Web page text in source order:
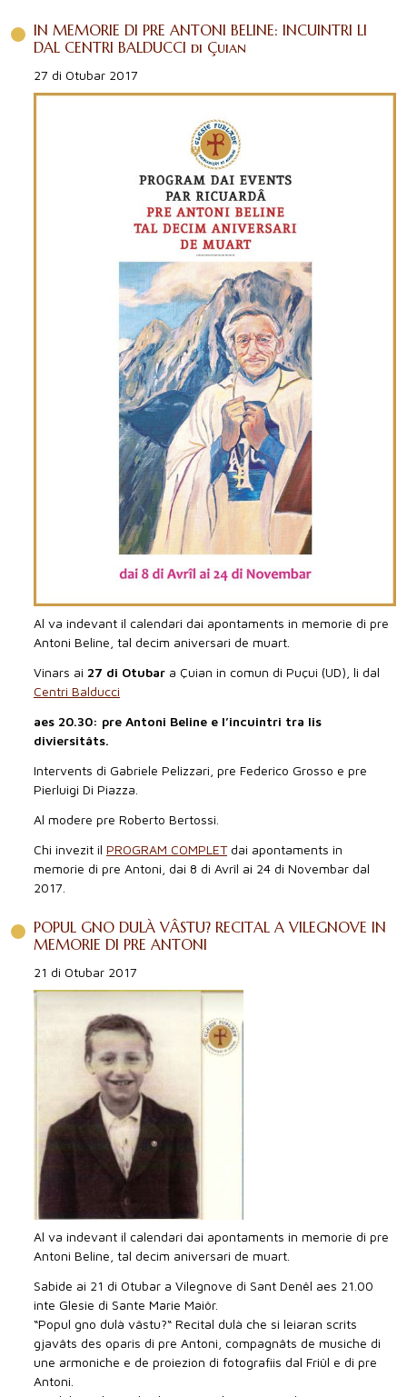
IN MEMORIE DI PRE ANTONI BELINE: INCUINTRI LI
DAL CENTRI BALDUCCI di Çuian
27 di Otubar 2017
Al va indevant il calendari dai apontaments in memorie di pre
Antoni Beline, tal decim aniversari de muart.
Vinars ai 27 di Otubar a Çuian in comun di Puçui (UD), li dal
Centri Balducci
aes 20.30: pre Antoni Beline e l’incuintri tra lis
diviersitâts.
Intervents di Gabriele Pelizzari, pre Federico Grosso e pre
Pierluigi Di Piazza.
Al modere pre Roberto Bertossi.
Chi invezit il PROGRAM COMPLETdai apontaments in
memorie di pre Antoni, dai 8 di Avrîl ai 24 di Novembar dal
2017.
POPUL GNO DULÀ VÂSTU? RECITAL A VILEGNOVE IN
MEMORIE DI PRE ANTONI
21 di Otubar 2017
Al va indevant il calendari dai apontaments in memorie di pre
Antoni Beline, tal decim aniversari de muart.
Sabide ai 21 di Otubar a Vilegnove di Sant Denêl aes 21.00
inte Glesie di Sante Marie Maiôr.
“Popul gno dulà vâstu?“ Recital dulà che si leiaran scrits
gjavâts des oparis di pre Antoni, compagnâts de musiche di
une armoniche e de proiezion di fotografiis dal Friûl e di pre
Antoni.